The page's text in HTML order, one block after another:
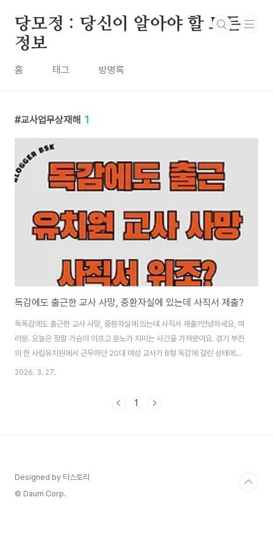
당모정 : 당신이 알아야 할 모든
정보
홈 태그 방명록
교사업무상재해 1
독감에도 출근한 교사 사망, 중환자실에 있는데 사직서 제출?
독독감에도 출근한 교사 사망, 중환자실에 있는데 사직서 제출?안녕하세요, 여
러분. 오늘은 정말 가슴이 아프고 분노가 치미는 사건을 가져왔어요. 경기 부천
의 한 사립유치원에서 근무하던 20대 여성 교사가 B형 독감에 걸린 상태에서
출근을 강행하다가 합병증으로 안타깝게 사망한 사건입니다. 더 충격적인 건
치원 측 주장에 유족이 강하게 반발하고 있다는 점이에요. “사경 헤매던 내 딸
2026. 3. 27.
1
Designed by 티스토리
© Daum Corp.